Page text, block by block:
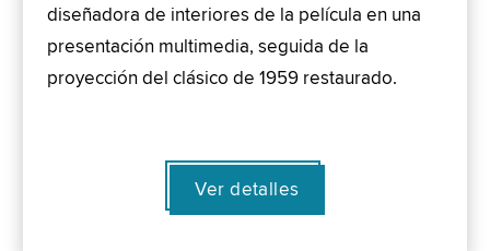
diseñadora de interiores de la película en una
presentación multimedia, seguida de la
proyección del clásico de 1959 restaurado.
Ver detalles